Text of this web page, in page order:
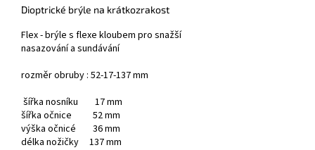
Dioptrické brýle na krátkozrakost
Flex - brýle s flexe kloubem pro snažší
nasazování a sundávání
rozměr obruby : 52-17-137 mm
šířka nosníku 17 mm
šířka očnice 52 mm
výška očnicé 36 mm
délka nožičky 137 mm